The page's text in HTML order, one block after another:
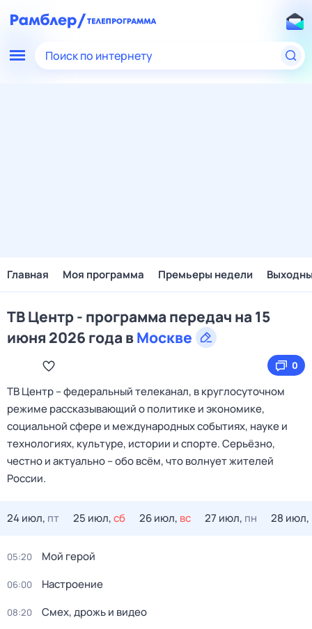
Поиск по интернету
Главная Моя программа Премьеры недели
ТВ Центр - программа передач на 15
июня 2026 года вМоскве
0
ТВ Центр – федеральный телеканал, в круглосуточном
режиме рассказывающий о политике и экономике,
социальной сфере и международных событиях, науке и
технологиях, культуре, истории и спорте. Серьёзно,
честно и актуально – обо всём, что волнует жителей
России.
24 июл, пт 25 июл,сб 26 июл, вс 27 июл, пн 28 июл,
05:20 Мой герой
06:00 Настроение
08:20 Смех, дрожь и видео